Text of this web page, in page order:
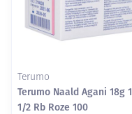
Terumo
Terumo Naald Agani 18g 1
1/2 Rb Roze 100